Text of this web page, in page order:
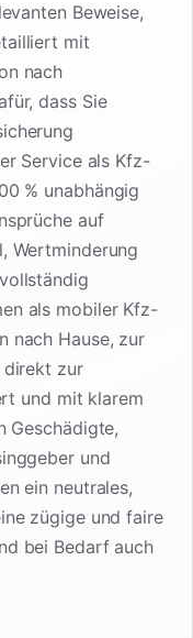
Beweise,
mit
nach
dass Sie
Service als Kfz-
% unabhängig
auf
Wertminderung
als mobiler Kfz-
nach Hause, zur
direkt zur
und mit klarem
Geschädigte,
und
ein neutrales,
zügige und faire
bei Bedarf auch